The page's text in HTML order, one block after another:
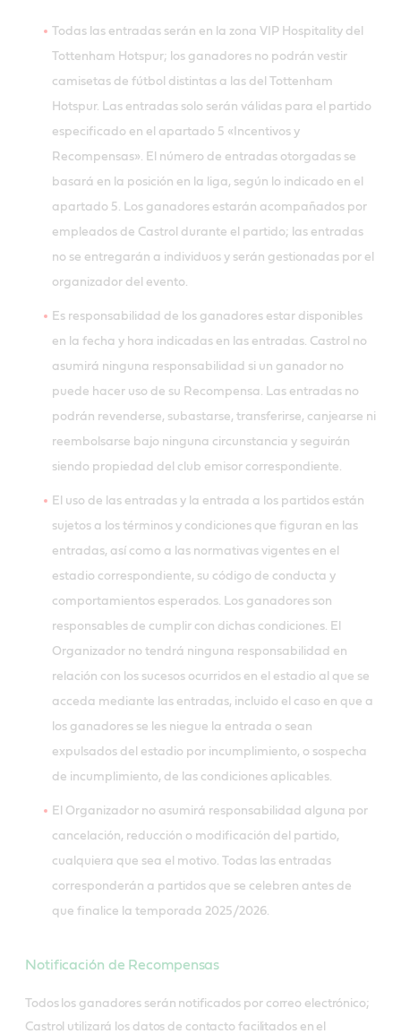
Todas las entradas serán en la zona VIP Hospitality del
Tottenham Hotspur; los ganadores no podrán vestir
camisetas de fútbol distintas a las del Tottenham
Hotspur. Las entradas solo serán válidas para el partido
especificado en el apartado 5 «Incentivos y
Recompensas». El número de entradas otorgadas se
basará en la posición en la liga, según lo indicado en el
apartado 5. Los ganadores estarán acompañados por
empleados de Castrol durante el partido; las entradas
no se entregarán a individuos y serán gestionadas por el
organizador del evento.
Es responsabilidad de los ganadores estar disponibles
en la fecha y hora indicadas en las entradas. Castrol no
asumirá ninguna responsabilidad si un ganador no
puede hacer uso de su Recompensa. Las entradas no
podrán revenderse, subastarse, transferirse, canjearse ni
reembolsarse bajo ninguna circunstancia y seguirán
siendo propiedad del club emisor correspondiente.
El uso de las entradas y la entrada a los partidos están
sujetos a los términos y condiciones que figuran en las
entradas, así como a las normativas vigentes en el
estadio correspondiente, su código de conducta y
comportamientos esperados. Los ganadores son
responsables de cumplir con dichas condiciones. El
Organizador no tendrá ninguna responsabilidad en
relación con los sucesos ocurridos en el estadio al que se
acceda mediante las entradas, incluido el caso en que a
los ganadores se les niegue la entrada o sean
expulsados del estadio por incumplimiento, o sospecha
de incumplimiento, de las condiciones aplicables.
El Organizador no asumirá responsabilidad alguna por
cancelación, reducción o modificación del partido,
cualquiera que sea el motivo. Todas las entradas
corresponderán a partidos que se celebren antes de
que finalice la temporada 2025/2026.
Notificación de Recompensas
Todos los ganadores serán notificados por correo electrónico;
Castrol utilizará los datos de contacto facilitados en el